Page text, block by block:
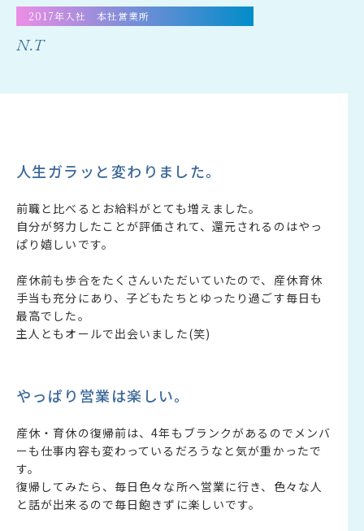
2017年入社 本社営業所
N.T
人生ガラッと変わりました。
前職と比べるとお給料がとても増えました。
自分が努力したことが評価されて、還元されるのはやっ
ぱり嬉しいです。
産休前も歩合をたくさんいただいていたので、産休育休
手当も充分にあり、子どもたちとゆったり過ごす毎日も
最高でした。
主人ともオールで出会いました(笑)
やっぱり営業は楽しい。
産休・育休の復帰前は、4年もブランクがあるのでメンバ
ーも仕事内容も変わっているだろうなと気が重かったで
す。
復帰してみたら、毎日色々な所へ営業に行き、色々な人
と話が出来るので毎日飽きずに楽しいです。